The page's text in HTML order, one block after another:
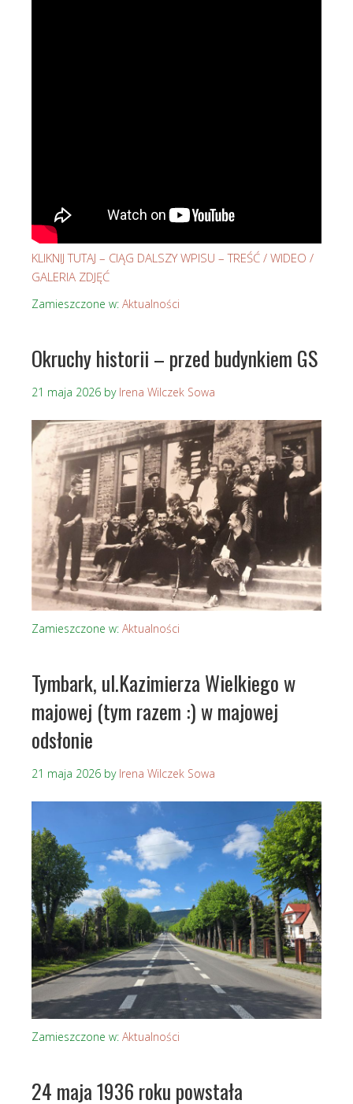
KLIKNIJ TUTAJ – CIĄG DALSZY WPISU – TREŚĆ / WIDEO /
GALERIA ZDJĘĆ
Zamieszczone w: Aktualności
Okruchy historii – przed budynkiem GS
21 maja 2026 by Irena Wilczek Sowa
Zamieszczone w: Aktualności
Tymbark, ul.Kazimierza Wielkiego w
majowej (tym razem :) w majowej
odsłonie
21 maja 2026 by Irena Wilczek Sowa
Zamieszczone w: Aktualności
24 maja 1936 roku powstała